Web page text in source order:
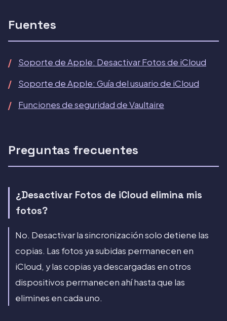
Fuentes
Soporte de Apple: Desactivar Fotos de iCloud
Soporte de Apple: Guía del usuario de iCloud
Funciones de seguridad de Vaultaire
Preguntas frecuentes
¿Desactivar Fotos de iCloud elimina mis
fotos?
No. Desactivar la sincronización solo detiene las
copias. Las fotos ya subidas permanecen en
iCloud, y las copias ya descargadas en otros
dispositivos permanecen ahí hasta que las
elimines en cada uno.